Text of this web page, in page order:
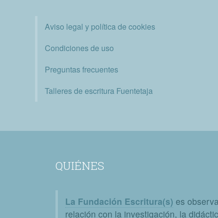
Aviso legal y política de cookies
Condiciones de uso
Preguntas frecuentes
Talleres de escritura Fuentetaja
QUIÉNES
La Fundación Escritura(s) es
relación con la investigación, la